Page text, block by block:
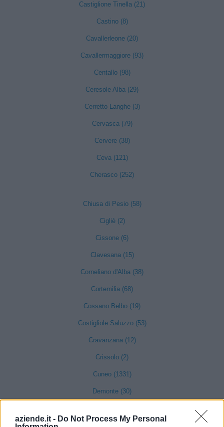
aziende.it - Do Not Process My Personal
Castiglione Tinella (21)
Castino (8)
Cavallerleone (20)
Cavallermaggiore (93)
Centallo (98)
Ceresole Alba (29)
Cerretto Langhe (3)
Cervasca (79)
Cervere (38)
Ceva (121)
Cherasco (252)
Chiusa di Pesio (58)
Cigliè (2)
Cissone (6)
Clavesana (15)
Corneliano d'Alba (38)
Cortemilia (68)
Cossano Belbo (19)
Costigliole Saluzzo (53)
Cravanzana (12)
Crissolo (2)
Cuneo (1331)
Demonte (30)
Dogliani (104)